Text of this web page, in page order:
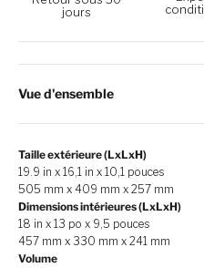
jours
Vue d'ensemble
Taille extérieure (LxLxH)
19.9 in x 16,1 in x 10,1 pouces
505 mm x 409 mm x 257 mm
Dimensions intérieures (LxLxH)
18 in x 13 po x 9,5 pouces
457 mm x 330 mm x 241 mm
Volume